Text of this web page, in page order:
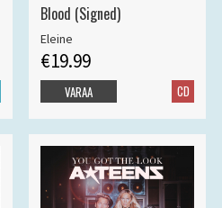
Blood (Signed)
Eleine
€19.99
CD
VARAA